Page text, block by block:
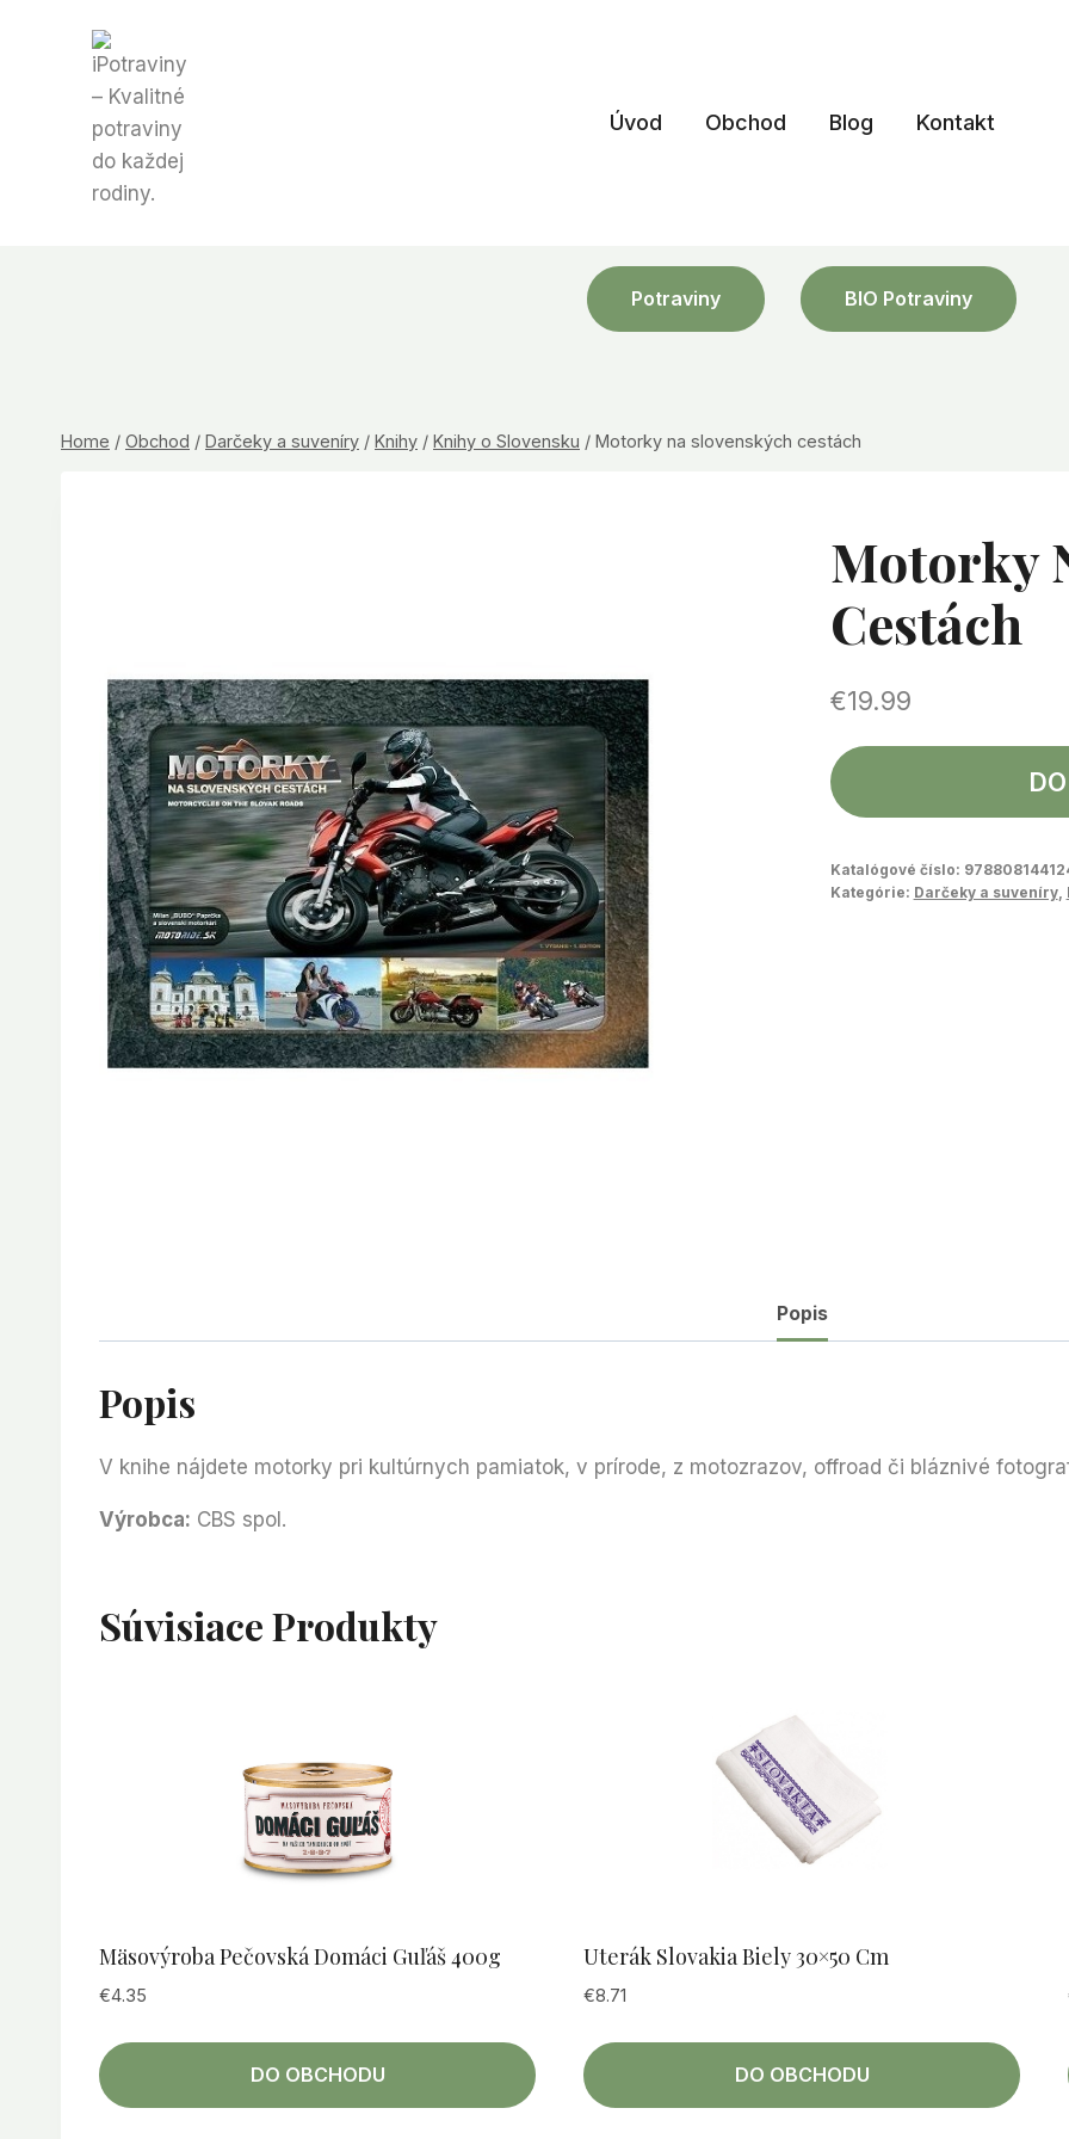
Úvod Obchod Blog Kontakt
Potraviny BIO Potraviny
Home / Obchod / Darčeky a suveníry / Knihy / Knihy o Slovensku / Motorky na slovenských cestách
Motorky
Cestách
€19.99
Katalógové číslo:
Kategórie: Darčeky a suveníry,
Popis
Popis
V knihe nájdete motorky pri kultúrnych pamiatok, v prírode, z motozrazov, offroad či bláznivé
Výrobca: CBS spol.
Súvisiace Produkty
Mäsovýroba Pečovská Domáci Guľáš 400g
€4.35
DO OBCHODU
Uterák Slovakia Biely 30×50 Cm
€8.71
DO OBCHODU